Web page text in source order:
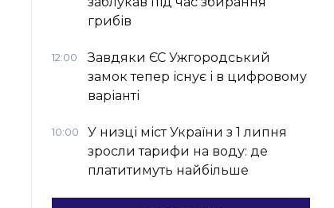
грибів
12:00
Завдяки ЄС Ужгородський
замок тепер існує і в цифровому
варіанті
10:00
У низці міст України з 1 липня
зросли тарифи на воду: де
платитимуть найбільше